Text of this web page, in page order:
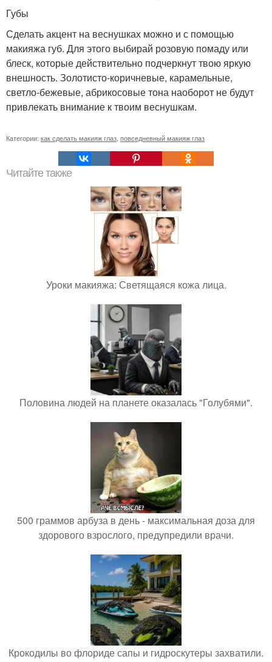
Губы
Сделать акцент на веснушках можно и с помощью
макияжа губ. Для этого выбирай розовую помаду или
блеск, которые действительно подчеркнут твою яркую
внешность. Золотисто-коричневые, карамельные,
светло-бежевые, абрикосовые тона наоборот не будут
привлекать внимание к твоим веснушкам.
Категории: как сделать макияж глаз повседневный макияж глаз
Читайте также
Уроки макияжа: Светящаяся кожа лица.
Половина людей на планете оказалась "Голубями".
500 граммов арбуза в день - максимальная доза для
здорового взрослого, предупредили врачи.
Крокодилы во флориде сапы и гидроскутеры захватили.